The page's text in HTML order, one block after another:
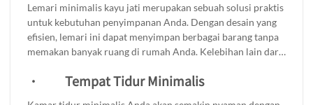
teman. Apakah Anda memiliki ruang makan kecil atau luas,
meja ini akan menjadi pilihan yang ideal. Dengan kualitas
kayu jati yang tahan lama, meja ini siap menemani setiap
momen makan Anda.
Lemari minimalis kayu jati merupakan sebuah solusi praktis
untuk kebutuhan penyimpanan Anda. Dengan desain yang
efisien, lemari ini dapat menyimpan berbagai barang tanpa
memakan banyak ruang di rumah Anda. Kelebihan lain dari
tidak hanya menjamin ketahanan dan keawetan produk,
· Tempat Tidur Minimalis